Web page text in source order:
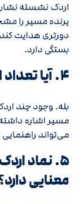
اردک نشسته
پرنده مسیر را
دورتری هدایت
بستگی دارد.
۴. آیا تعداد اردک‌ها مهم است؟
بله. وجود چند
مسیر اشاره
می‌تواند
۵. نماد
معنایی